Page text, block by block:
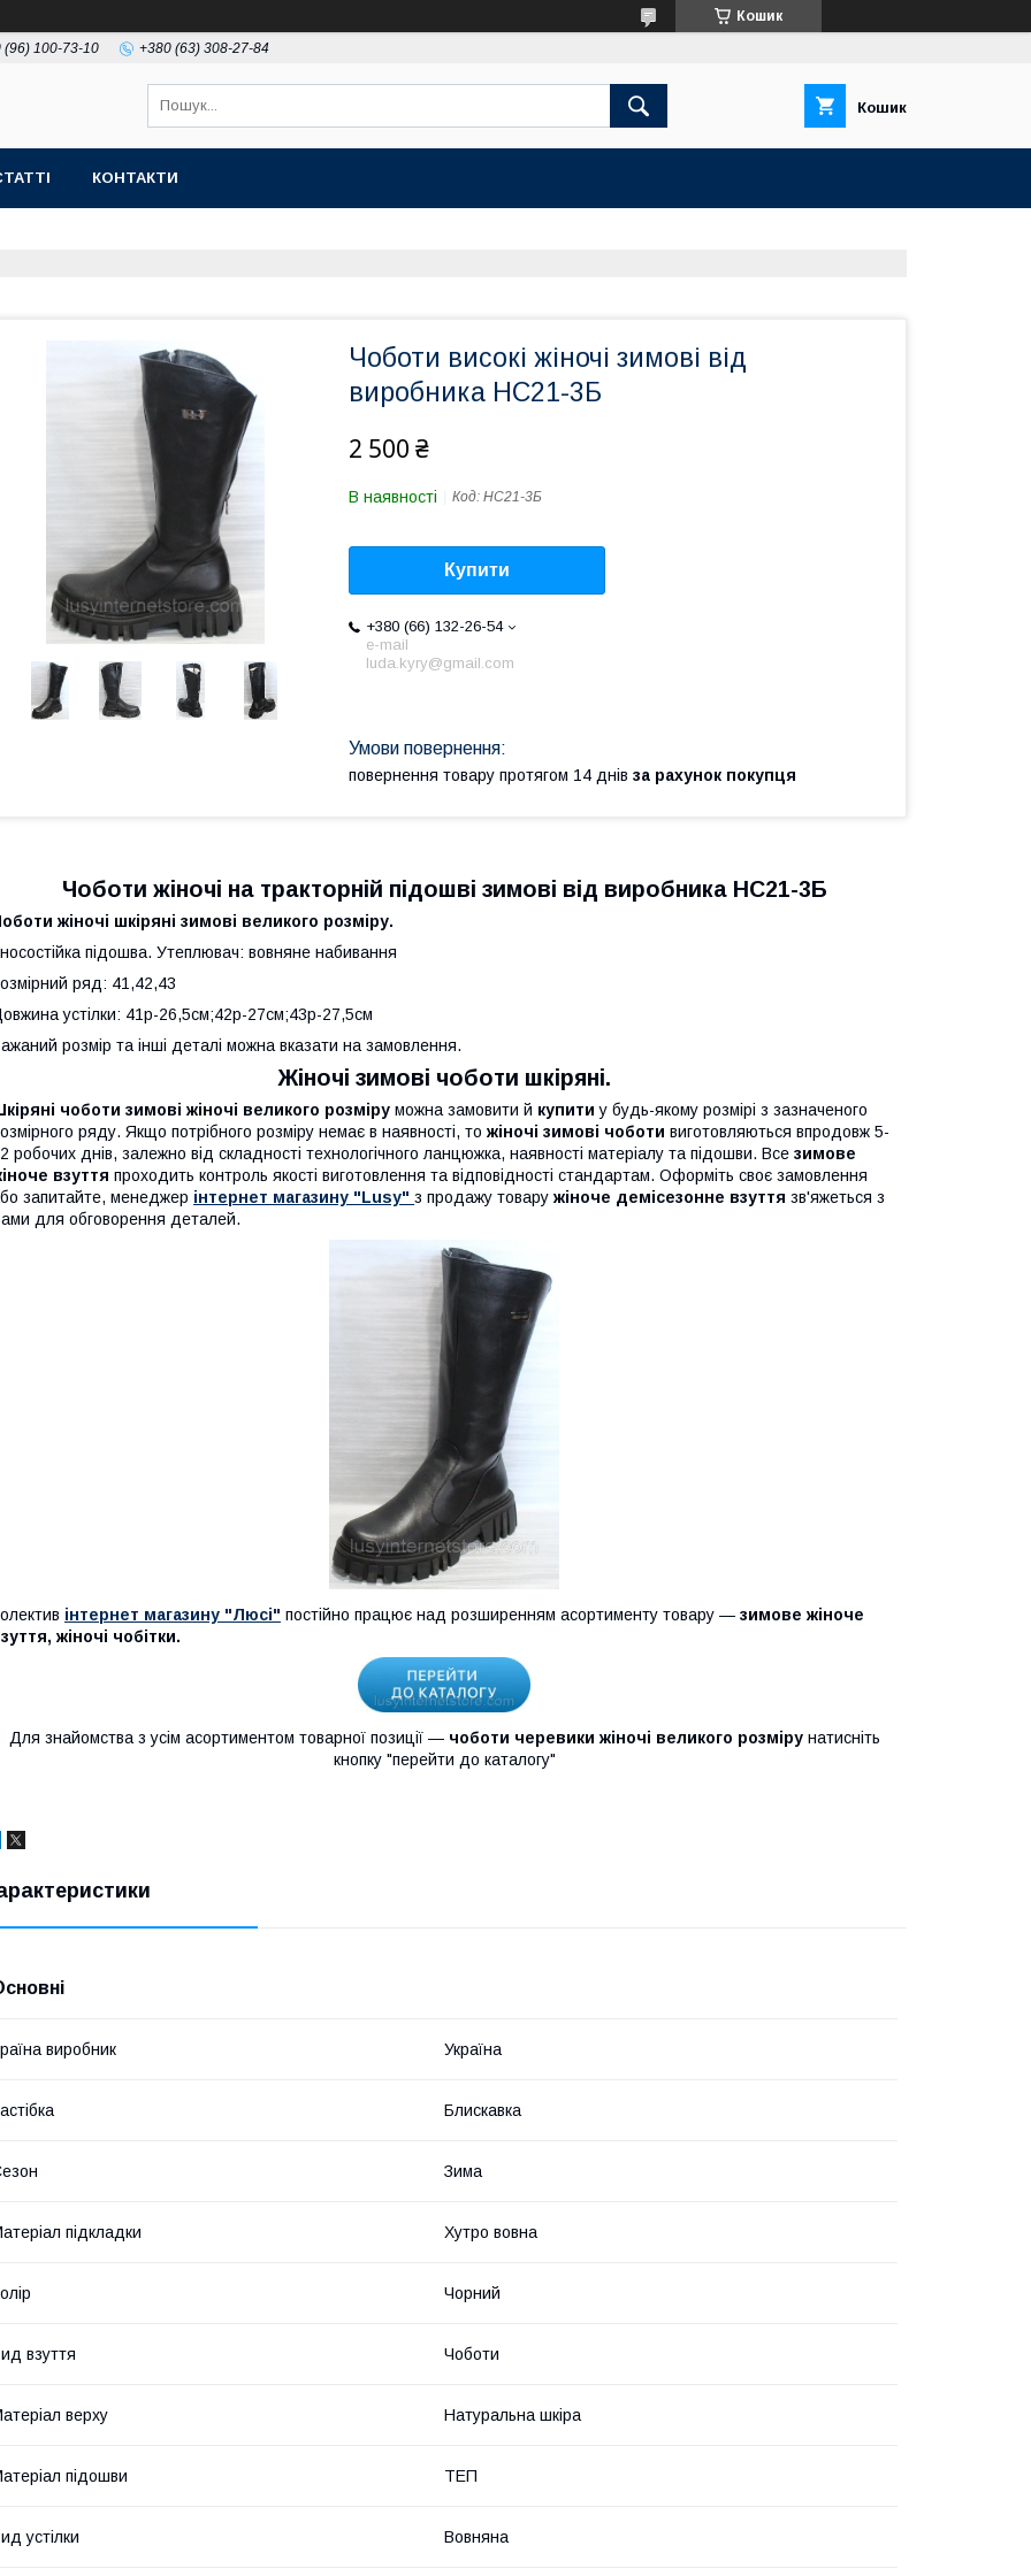
Кошик
(96) 100-73-10 +380 (63) 308-27-84
Кошик
КОНТАКТИ
Чоботи високі жіночі зимові від
виробника НС21-3Б
2 500 ₴
В наявності Код: НС21-3Б
Купити
+380 (66) 132-26-54
e-mail
luda.kyry@gmail.com
повернення товару протягом 14 днів за рахунок покупця
Чоботи жіночі на тракторній підошві зимові від виробника НС21-3Б
жіночі шкіряні зимові великого розміру.
підошва. Утеплювач: вовняне набивання
ряд: 41,42,43
устілки: 41р-26,5см;42р-27см;43р-27,5см
розмір та інші деталі можна вказати на замовлення.
Жіночі зимові чоботи шкіряні.
чоботи зимові жіночі великого розміру можна замовити й купити у будь-якому розмірі з зазначеного
ряду. Якщо потрібного розміру немає в наявності, то жіночі зимові чоботи виготовляються впродовж 5-
робочих днів, залежно від складності технологічного ланцюжка, наявності матеріалу та підошви. Все зимове
взуття проходить контроль якості виготовлення та відповідності стандартам. Оформіть своє замовлення
запитайте, менеджер інтернет магазину "Lusy" з продажу товару жіноче демісезонне взуття зв'яжеться з
для обговорення деталей.
інтернет магазину "Люсі" постійно працює над розширенням асортименту товару — зимове жіноче
жіночі чобітки.
Для знайомства з усім асортиментом товарної позиції — чоботи черевики жіночі великого розмірунатисніть
кнопку "перейти до каталогу"
виробник Україна
Блискавка
Зима
підкладки Хутро вовна
Чорний
взуття Чоботи
верху Натуральна шкіра
підошви ТЕП
устілки Вовняна